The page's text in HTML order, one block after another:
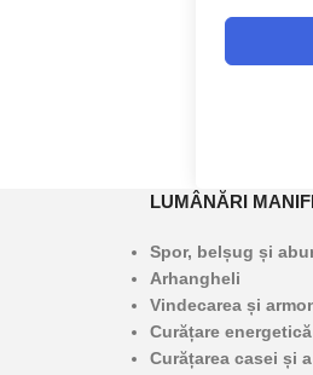
LUMÂNĂRI
Spor, belșug și
Arhangheli
Vindecarea și
Curățare
Curățarea casei și